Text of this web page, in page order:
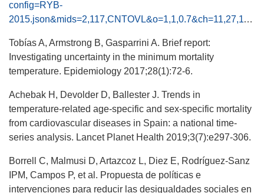
config=RYB-
2015.json&mids=2,117,CNTOVL&o=1,1,0.7&ch=11,27,113,114&center=40.52285,0.40096,4&lcis=117&i=117,43.10,-8.35&
Tobías A, Armstrong B, Gasparrini A. Brief report:
Investigating uncertainty in the minimum mortality
temperature. Epidemiology 2017;28(1):72-6.
Achebak H, Devolder D, Ballester J. Trends in
temperature-related age-specific and sex-specific mortality
from cardiovascular diseases in Spain: a national time-
series analysis. Lancet Planet Health 2019;3(7):e297-306.
Borrell C, Malmusi D, Artazcoz L, Diez E, Rodríguez-Sanz
IPM, Campos P, et al. Propuesta de políticas e
intervenciones para reducir las desigualdades sociales en